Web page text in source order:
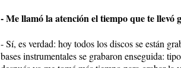
- Me llamó la atención el tiempo que te
- Sí, es verdad: hoy todos los discos se están
bases instrumentales se grabaron enseguida: